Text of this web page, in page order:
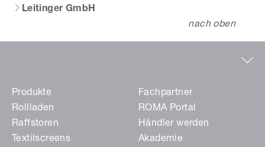
Leitinger GmbH
nach oben
Produkte
Rollladen
Raffstoren
Textilscreens
Fachpartner
ROMA Portal
Händler werden
Akademie